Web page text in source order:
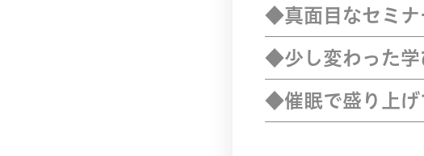
◆真面目なセミナ
◆少し変わった学
◆催眠で盛り上げ